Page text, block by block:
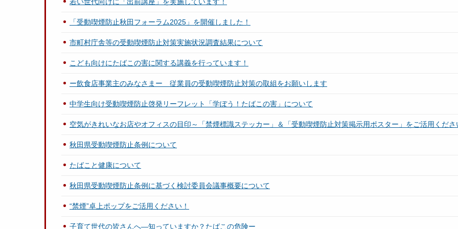
「受動喫煙防止秋田フォーラム2025」を開催しました！
市町村庁舎等の受動喫煙防止対策実施状況調査結果について
こども向けにたばこの害に関する講義を行っています！
ー飲食店事業主のみなさまー 従業員の受動喫煙防止対策の取組をお願いします
中学生向け受動喫煙防止啓発リーフレット「学ぼう！たばこの害」について
空気がきれいなお店やオフィスの目印～「禁煙標識ステッカー」＆「受動喫煙防止対策掲示用ポスター」をご活用くださ
秋田県受動喫煙防止条例について
たばこと健康について
秋田県受動喫煙防止条例に基づく検討委員会議事概要について
“禁煙”卓上ポップをご活用ください！
子育て世代の皆さんへ―知っていますか？たばこの危険ー